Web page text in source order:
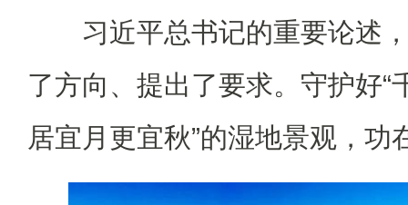
习近平总书记的重要论述
了方向、提出了要求。守护好“
居宜月更宜秋”的湿地景观，功